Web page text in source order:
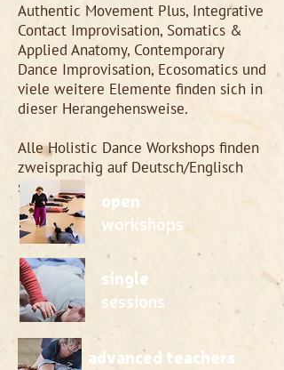
Authentic Movement Plus, Integrative
Contact Improvisation, Somatics &
Applied Anatomy, Contemporary
Dance Improvisation, Ecosomatics und
viele weitere Elemente finden sich in
dieser Herangehensweise.
Alle Holistic Dance Workshops finden
zweisprachig auf Deutsch/Englisch
statt.
open
workshops
single
sessions
advanced teachers